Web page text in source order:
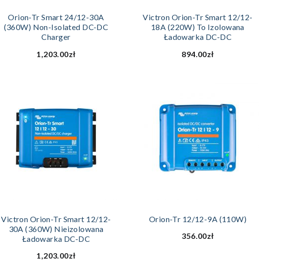
Orion-Tr Smart 24/12-30A
(360W) Non-Isolated DC-DC
Charger
1,203.00zł
Victron Orion-Tr Smart 12/12-
18A (220W) To Izolowana
Ładowarka DC-DC
894.00zł
Victron Orion-Tr Smart 12/12-
30A (360W) Nieizolowana
Ładowarka DC-DC
1,203.00zł
Orion-Tr 12/12-9A (110W)
356.00zł